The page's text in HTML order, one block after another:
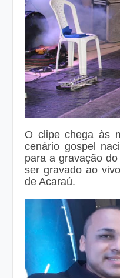
O clipe chega às
cenário gospel
para a gravação
ser gravado ao
de Acaraú.